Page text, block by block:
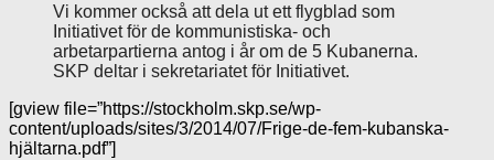
Vi kommer också att dela ut ett flygblad som
Initiativet för de kommunistiska- och
arbetarpartierna antog i år om de 5 Kubanerna.
SKP deltar i sekretariatet för Initiativet.
[gview file=”https://stockholm.skp.se/wp-
content/uploads/sites/3/2014/07/Frige-de-fem-kubanska-
hjältarna.pdf”]